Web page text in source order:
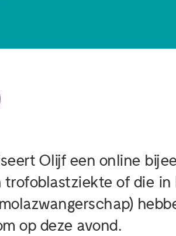
Olijf een online
of die
op deze avond.